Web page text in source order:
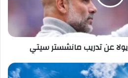
عن تدريب مانشستر سيتي